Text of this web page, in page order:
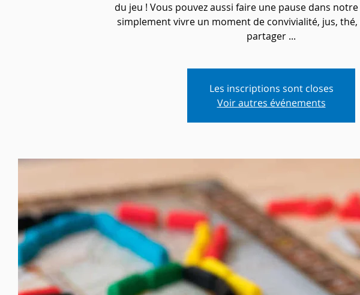
du jeu ! Vous pouvez aussi faire une pause dans
simplement vivre un moment de convivialité, jus, thé,
partager ...
Les inscriptions sont closes
Voir autres événements